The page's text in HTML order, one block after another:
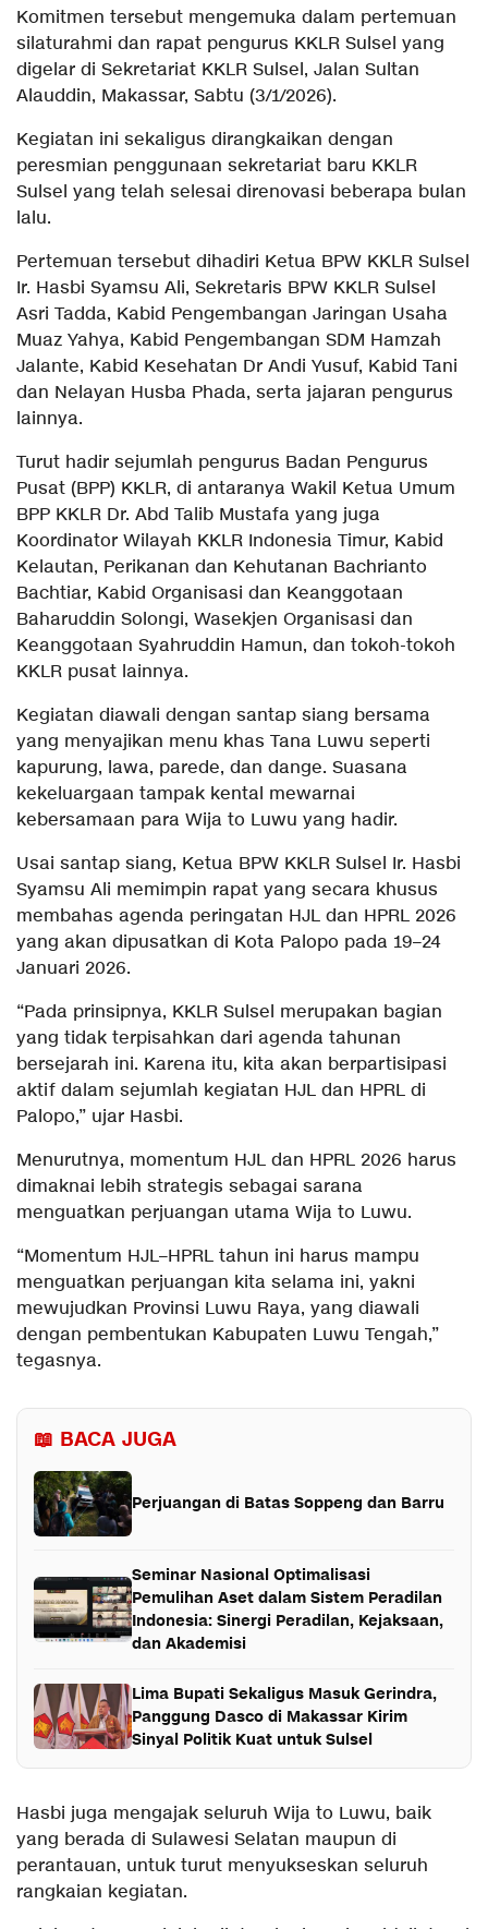
Komitmen tersebut mengemuka dalam pertemuan
silaturahmi dan rapat pengurus KKLR Sulsel yang
digelar di Sekretariat KKLR Sulsel, Jalan Sultan
Alauddin, Makassar, Sabtu (3/1/2026).
Kegiatan ini sekaligus dirangkaikan dengan
peresmian penggunaan sekretariat baru KKLR
Sulsel yang telah selesai direnovasi beberapa bulan
lalu.
Pertemuan tersebut dihadiri Ketua BPW KKLR Sulsel
Ir. Hasbi Syamsu Ali, Sekretaris BPW KKLR Sulsel
Asri Tadda, Kabid Pengembangan Jaringan Usaha
Muaz Yahya, Kabid Pengembangan SDM Hamzah
Jalante, Kabid Kesehatan Dr Andi Yusuf, Kabid Tani
dan Nelayan Husba Phada, serta jajaran pengurus
lainnya.
Turut hadir sejumlah pengurus Badan Pengurus
Pusat (BPP) KKLR, di antaranya Wakil Ketua Umum
BPP KKLR Dr. Abd Talib Mustafa yang juga
Koordinator Wilayah KKLR Indonesia Timur, Kabid
Kelautan, Perikanan dan Kehutanan Bachrianto
Bachtiar, Kabid Organisasi dan Keanggotaan
Baharuddin Solongi, Wasekjen Organisasi dan
Keanggotaan Syahruddin Hamun, dan tokoh-tokoh
KKLR pusat lainnya.
Kegiatan diawali dengan santap siang bersama
yang menyajikan menu khas Tana Luwu seperti
kapurung, lawa, parede, dan dange. Suasana
kekeluargaan tampak kental mewarnai
kebersamaan para Wija to Luwu yang hadir.
Usai santap siang, Ketua BPW KKLR Sulsel Ir. Hasbi
Syamsu Ali memimpin rapat yang secara khusus
membahas agenda peringatan HJL dan HPRL 2026
yang akan dipusatkan di Kota Palopo pada 19–24
Januari 2026.
“Pada prinsipnya, KKLR Sulsel merupakan bagian
yang tidak terpisahkan dari agenda tahunan
bersejarah ini. Karena itu, kita akan berpartisipasi
aktif dalam sejumlah kegiatan HJL dan HPRL di
Palopo,” ujar Hasbi.
Menurutnya, momentum HJL dan HPRL 2026 harus
dimaknai lebih strategis sebagai sarana
menguatkan perjuangan utama Wija to Luwu.
“Momentum HJL–HPRL tahun ini harus mampu
menguatkan perjuangan kita selama ini, yakni
mewujudkan Provinsi Luwu Raya, yang diawali
dengan pembentukan Kabupaten Luwu Tengah,”
tegasnya.
📖 BACA JUGA
Perjuangan di Batas Soppeng dan Barru
Seminar Nasional Optimalisasi
Pemulihan Aset dalam Sistem Peradilan
Indonesia: Sinergi Peradilan, Kejaksaan,
dan Akademisi
Lima Bupati Sekaligus Masuk Gerindra,
Panggung Dasco di Makassar Kirim
Sinyal Politik Kuat untuk Sulsel
Hasbi juga mengajak seluruh Wija to Luwu, baik
yang berada di Sulawesi Selatan maupun di
perantauan, untuk turut menyukseskan seluruh
rangkaian kegiatan.